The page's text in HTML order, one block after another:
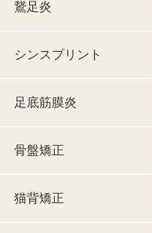
鵞足炎
シンスプリント
足底筋膜炎
骨盤矯正
猫背矯正